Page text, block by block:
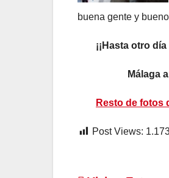
buena gente y
¡¡Hasta otro
Resto de fotos
Post Views: